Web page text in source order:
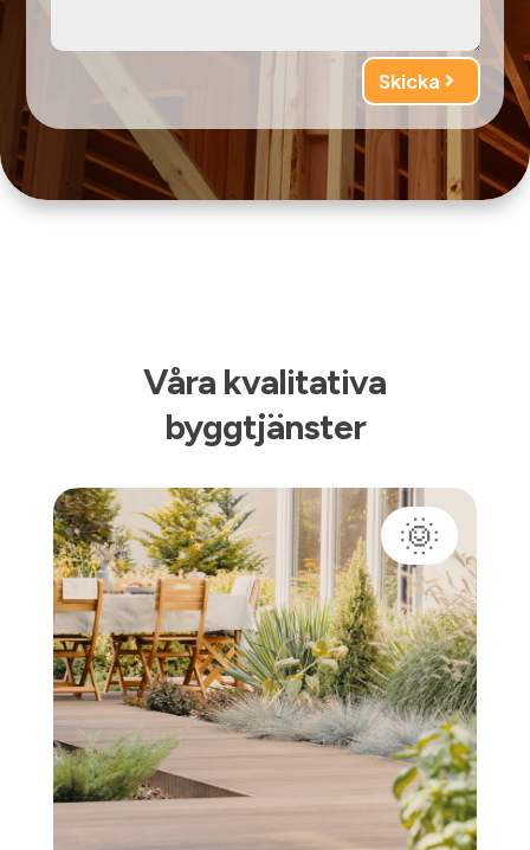
Skicka
Våra kvalitativa
byggtjänster
🌞